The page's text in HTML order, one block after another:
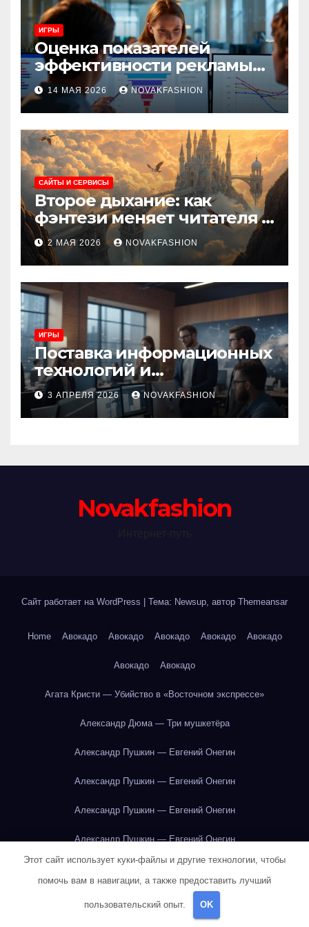
ИГРЫ
Оценка показателей
эффективности рекламы
при атрибуции
множественных точек
касания
14 МАЯ 2026 NOVAKFASHION
САЙТЫ И СЕРВИСЫ
Второе дыхание: как
фэнтези меняет читателя и
культуру
2 МАЯ 2026 NOVAKFASHION
ИГРЫ
Поставка информационных
технологий и
инновационные решения
3 АПРЕЛЯ 2026 NOVAKFASHION
Novakfashion
Сайт работает на WordPress Тема: Newsup, автор Themeansar
Home Авокадо Авокадо Авокадо Авокадо Авокадо
Авокадо Авокадо
Агата Кристи — Убийство в «Восточном экспрессе»
Александр Дюма — Три мушкетёра
Александр Пушкин — Евгений Онегин
Александр Пушкин — Евгений Онегин
Александр Пушкин — Евгений Онегин
Александр Пушкин — Евгений Онегин
Александр Пушкин — Евгений Онегин
Этот сайт использует куки-файлы и другие технологии, чтобы
помочь вам в навигации, а также предоставить лучший
пользовательский опыт. OK